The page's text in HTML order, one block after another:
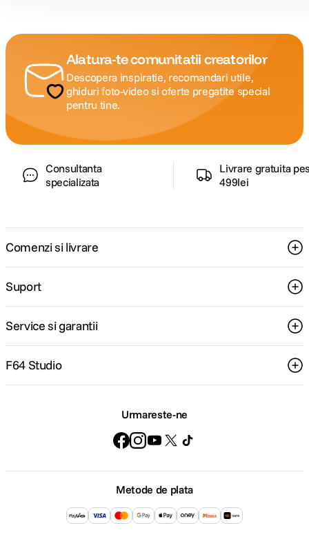
Alatura-te comunitatii creatorilor
Descopera inspiratie, recomandari utile,
ghiduri foto-video si oferte pregatite special
pentru tine.
Consultanta
specializata
Livrare gratuita
499lei
Comenzi si livrare
Suport
Service si garantii
F64 Studio
Urmareste-ne
Metode de plata